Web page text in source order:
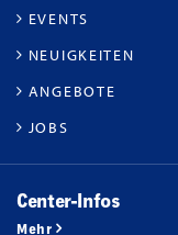
EVENTS
NEUIGKEITEN
ANGEBOTE
JOBS
Center-Infos
Mehr